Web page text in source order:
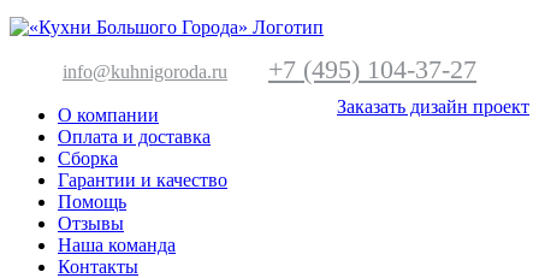
info@kuhnigoroda.ru +7 (495) 104-37-27
Заказать дизайн проект
О компании
Оплата и доставка
Сборка
Гарантии и качество
Помощь
Отзывы
Наша команда
Контакты